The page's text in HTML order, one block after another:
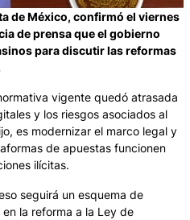
de México, confirmó el viernes
de prensa que el gobierno
para discutir las reformas
vigente quedó atrasada
y los riesgos asociados al
es modernizar el marco legal y
de apuestas funcionen
ilícitas.
seguirá un esquema de
la reforma a la Ley de